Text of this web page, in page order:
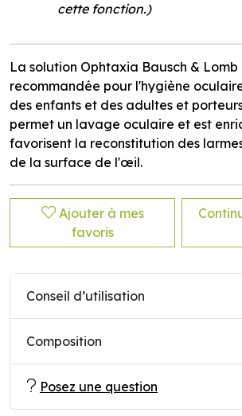
cette fonction.)
La solution Ophtaxia Bausch & Lomb
recommandée pour l'hygiène
des enfants et des adultes et
permet un lavage oculaire et est
favorisent la reconstitution des
de la surface de l'œil.
Ajouter à mes
favoris
Conseil d’utilisation
Composition
Posez une question